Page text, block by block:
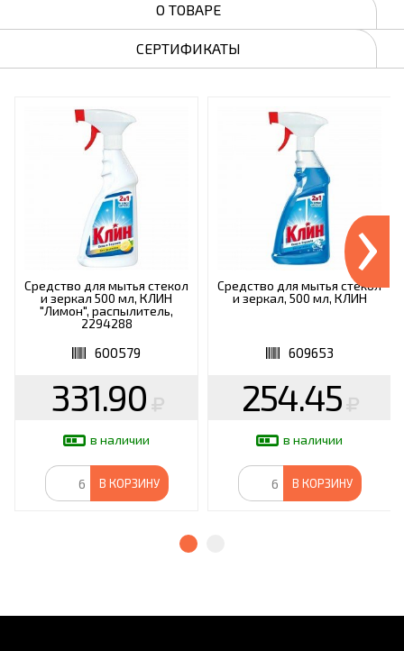
О ТОВАРЕ
СЕРТИФИКАТЫ
Средство для мытья стекол
и зеркал 500 мл, КЛИН
"Лимон", распылитель,
2294288
600579
331.90
в наличии
В КОРЗИНУ
Средство для мытья стекол
и зеркал, 500 мл, КЛИН
609653
254.45
в наличии
В КОРЗИНУ
›